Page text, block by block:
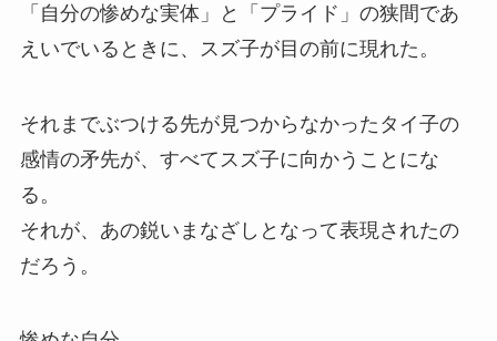
「自分の惨めな実体」と「プライド」の狭間であ
えいでいるときに、スズ子が目の前に現れた。
それまでぶつける先が見つからなかったタイ子の
感情の矛先が、すべてスズ子に向かうことにな
る。
それが、あの鋭いまなざしとなって表現されたの
だろう。